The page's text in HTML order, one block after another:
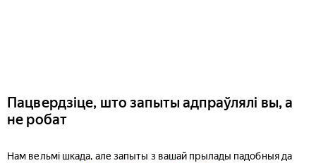
Пацвердзіце, што запыты адпраўлялі вы, а
не робат
Нам вельмі шкада, але запыты з вашай прылады падобныя да